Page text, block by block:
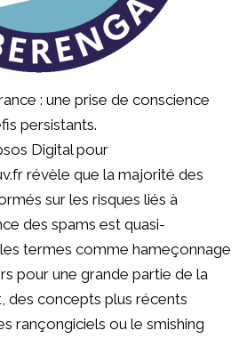
: une prise de conscience
persistants.
Digital pour
révèle que la majorité des
sur les risques liés à
des spams est quasi-
termes comme hameçonnage
pour une grande partie de la
des concepts plus récents
rançongiciels ou le smishing